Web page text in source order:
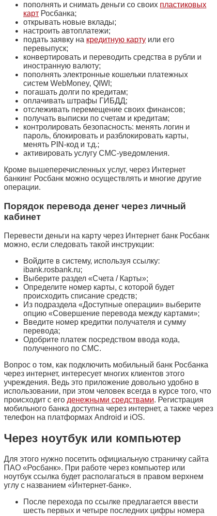
пополнять и снимать деньги со своих пластиковых
карт Росбанка;
открывать новые вклады;
настроить автоплатежи;
подать заявку на кредитную карту или его
перевыпуск;
конвертировать и переводить средства в рубли и
иностранную валюту;
пополнять электронные кошельки платежных
систем WebMoney, QIWI;
погашать долги по кредитам;
оплачивать штрафы ГИБДД;
отслеживать перемещение своих финансов;
получать выписки по счетам и кредитам;
контролировать безопасность: менять логин и
пароль, блокировать и разблокировать карты,
менять PIN-код и т.д.;
активировать услугу СМС-уведомления.
Кроме вышеперечисленных услуг, через Интернет
банкинг Росбанк можно осуществлять и многие другие
операции.
Порядок перевода денег через личный
кабинет
Перевести деньги на карту через Интернет банк Росбанк
можно, если следовать такой инструкции:
Войдите в систему, используя ссылку:
ibank.rosbank.ru;
Выберите раздел «Счета / Карты»;
Определите номер карты, с которой будет
происходить списание средств;
Из подраздела «Доступные операции» выберите
опцию «Совершение перевода между картами»;
Введите номер кредитки получателя и сумму
перевода;
Одобрите платеж посредством ввода кода,
полученного по СМС.
Вопрос о том, как подключить мобильный банк Росбанка
через интернет, интересует многих клиентов этого
учреждения. Ведь это приложение довольно удобно в
использовании, при этом человек всегда в курсе того, что
происходит с его денежными средствами. Регистрация
мобильного банка доступна через интернет, а также через
телефон на платформах Android и iOS.
Через ноутбук или компьютер
Для этого нужно посетить официальную страничку сайта
ПАО «Росбанк». При работе через компьютер или
ноутбук ссылка будет располагаться в правом верхнем
углу с названием «Интернет-банк».
После перехода по ссылке предлагается ввести
шесть первых и четыре последних цифры номера